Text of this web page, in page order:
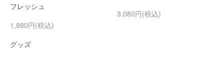
フレッシュ
1,980円(税込)
グッズ
3,080円(税込)